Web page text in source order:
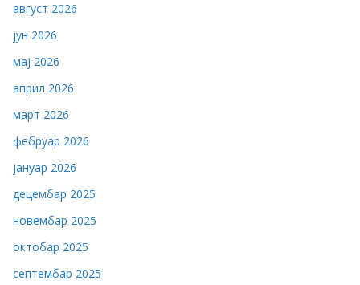
август 2026
јун 2026
мај 2026
април 2026
март 2026
фебруар 2026
јануар 2026
децембар 2025
новембар 2025
октобар 2025
септембар 2025